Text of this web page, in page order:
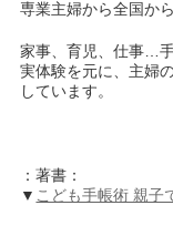
専業主婦から全国か
家事、育児、仕事…
実体験を元に、主婦
しています。
：著書：
▼ こども手帳術 親子